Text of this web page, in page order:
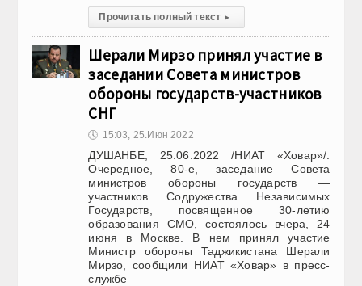
Прочитать полный текст ▸
Шерали Мирзо принял участие в
заседании Совета министров
обороны государств-участников
СНГ
🕔 15:03, 25.Июн 2022
ДУШАНБЕ, 25.06.2022 /НИАТ «Ховар»/.
Очередное, 80-е, заседание Совета
министров обороны государств —
участников Содружества Независимых
Государств, посвященное 30-летию
образования СМО, состоялось вчера, 24
июня в Москве. В нем принял участие
Министр обороны Таджикистана Шерали
Мирзо, сообщили НИАТ «Ховар» в пресс-
службе